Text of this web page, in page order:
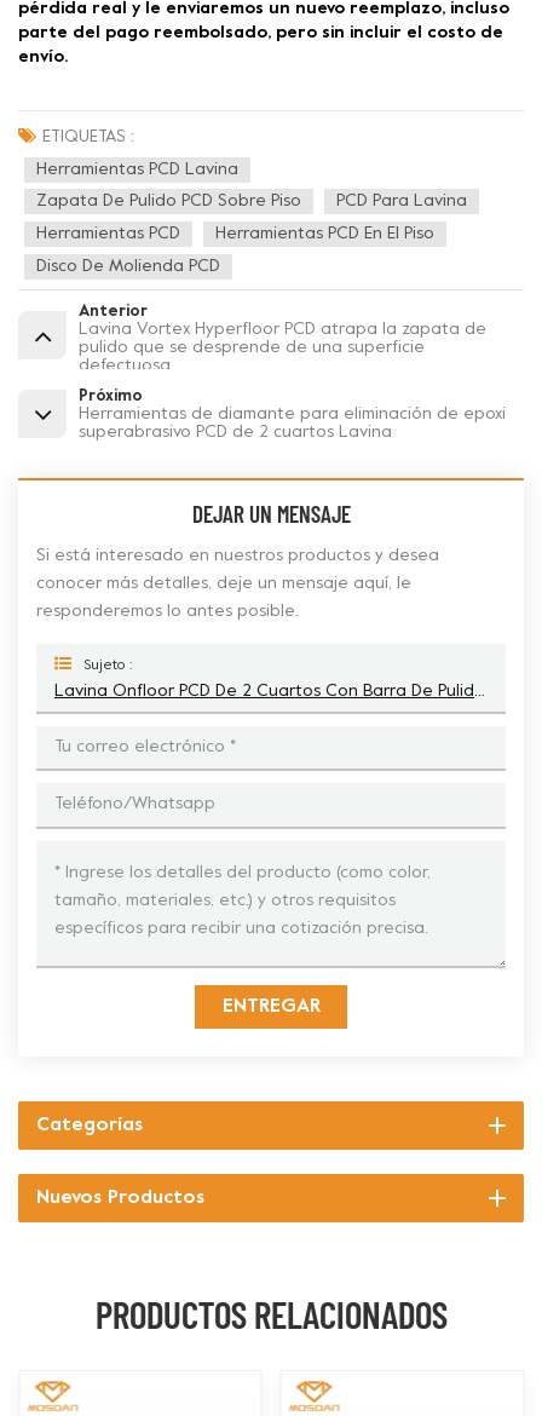
pérdida real y le enviaremos un nuevo reemplazo, incluso
parte del pago reembolsado, pero sin incluir el costo de
envío.
ETIQUETAS :
Herramientas PCD Lavina
Zapata De Pulido PCD Sobre Piso
PCD Para Lavina
Herramientas PCD Herramientas PCD En El Piso
Disco De Molienda PCD
Anterior
Lavina Vortex Hyperfloor PCD atrapa la zapata de
pulido que se desprende de una superficie
defectuosa
Próximo
Herramientas de diamante para eliminación de epoxi
superabrasivo PCD de 2 cuartos Lavina
DEJAR UN MENSAJE
Si está interesado en nuestros productos y desea
conocer más detalles, deje un mensaje aquí, le
responderemos lo antes posible.
Sujeto :
Lavina Onfloor PCD De 2 Cuartos Con Barra De Pulido De Diamante De Protección
ENTREGAR
Categorías
Nuevos Productos
PRODUCTOS RELACIONADOS